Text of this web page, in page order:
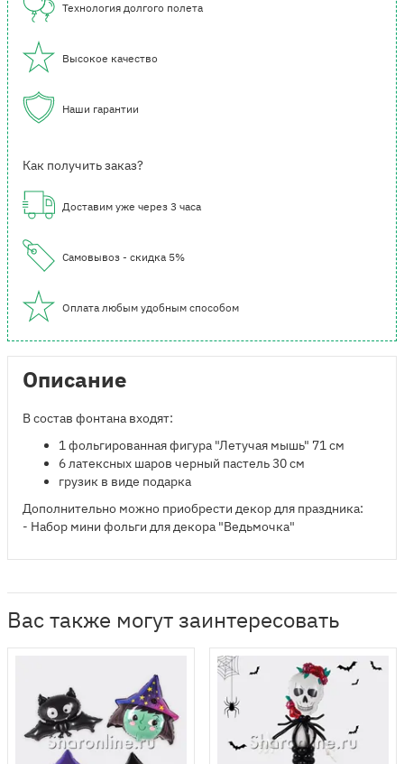
Технология долгого полета
Высокое качество
Наши гарантии
Как получить заказ?
Доставим уже через 3 часа
Самовывоз - скидка 5%
Оплата любым удобным способом
Описание
В состав фонтана входят:
​1 фольгированная фигура "Летучая мышь" 71 см
6 латексных шаров черный пастель 30 см
грузик в виде подарка
Дополнительно можно приобрести декор для праздника:
- Набор мини фольги для декора "Ведьмочка"
Вас также могут заинтересовать